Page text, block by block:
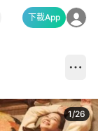
下載App
1/26